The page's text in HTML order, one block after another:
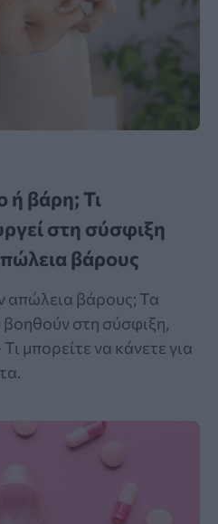
ή βάρη; Τι
στη σύσφιξη
βάρους
απώλεια βάρους; Τα
στη σύσφιξη,
μπορείτε να κάνετε για